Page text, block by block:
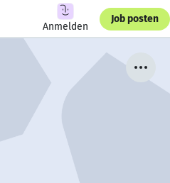
Anmelden
Job posten